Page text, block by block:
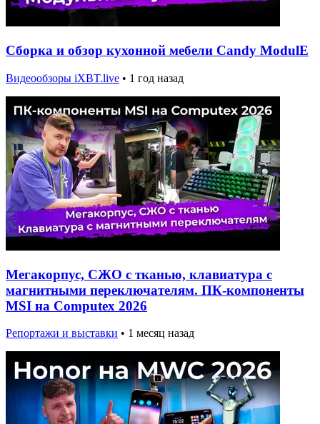
Сборка и обзор кухонной мебели Candy ModulE
Видеообзоры iXBT.live • 1 год назад
Мегакорпус, СЖО с тканью, клавиатура с
магнитными переключателям. ПК-компоненты
MSI на Computex 2026
Репортажи и выставки • 1 месяц назад